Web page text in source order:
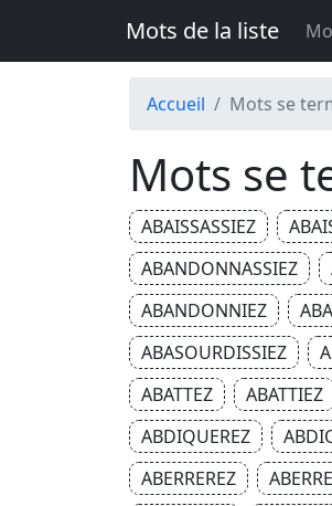
Mots de la liste
Accueil Mots se
Mots se
ABAISSASSIEZ
ABANDONNASSIEZ
ABANDONNIEZ
ABASOURDISSIEZ
ABATTEZ
ABATTIEZ
ABDIQUEREZ
ABERREREZ